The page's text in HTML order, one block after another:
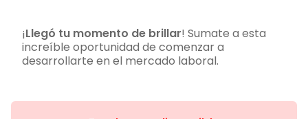
¡Llegó tu momento de brillar! Sumate a esta
increíble oportunidad de comenzar a
desarrollarte en el mercado laboral.